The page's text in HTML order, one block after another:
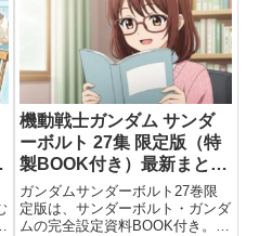
機動戦士ガンダム サンダ
ーボルト 27集 限定版（特
製BOOK付き）最新まとめ
｜発売日・予約・特典の魅
力をしっかりチェック！
ガンダムサンダーボルト27巻限
定版は、サンダーボルト・ガンダ
ムの完全設定資料BOOK付き。